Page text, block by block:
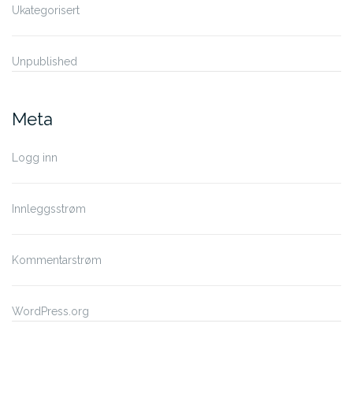
Ukategorisert
Unpublished
Meta
Logg inn
Innleggsstrøm
Kommentarstrøm
WordPress.org